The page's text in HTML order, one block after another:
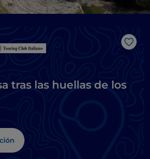
Me
tras las huellas de los